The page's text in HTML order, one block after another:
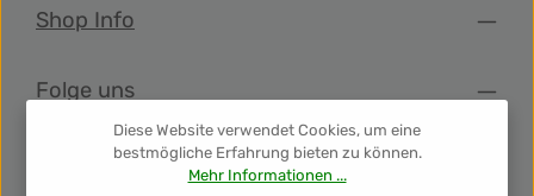
Shop Info
Folge uns
Newsletter
Diese Website verwendet Cookies, um eine
bestmögliche Erfahrung bieten zu können.
Mehr Informationen ...